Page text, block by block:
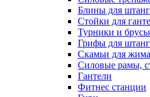
Блины для
Стойки для
Турники и
Грифы для
Скамьи для
Силовые рамы,
Гантели
Фитнес станции